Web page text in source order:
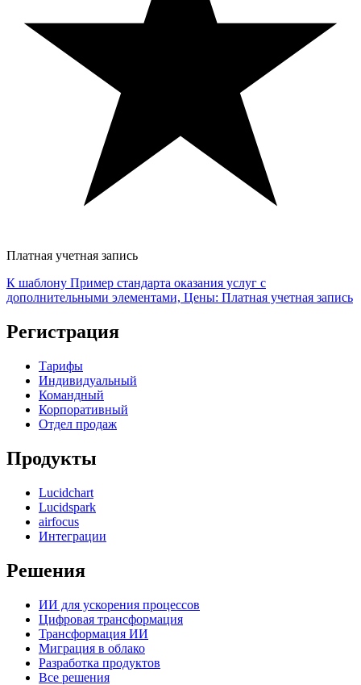
Платная учетная запись
К шаблону Пример стандарта оказания услуг с
дополнительными элементами, Цены: Платная учетная запись
Регистрация
Тарифы
Индивидуальный
Командный
Корпоративный
Отдел продаж
Продукты
Lucidchart
Lucidspark
airfocus
Интеграции
Решения
ИИ для ускорения процессов
Цифровая трансформация
Трансформация ИИ
Миграция в облако
Разработка продуктов
Все решения